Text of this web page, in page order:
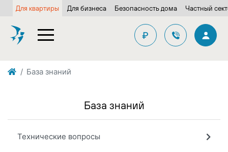
Для квартиры Для бизнеса Безопасность дома Частный
₽
База знаний
База знаний
Технические вопросы